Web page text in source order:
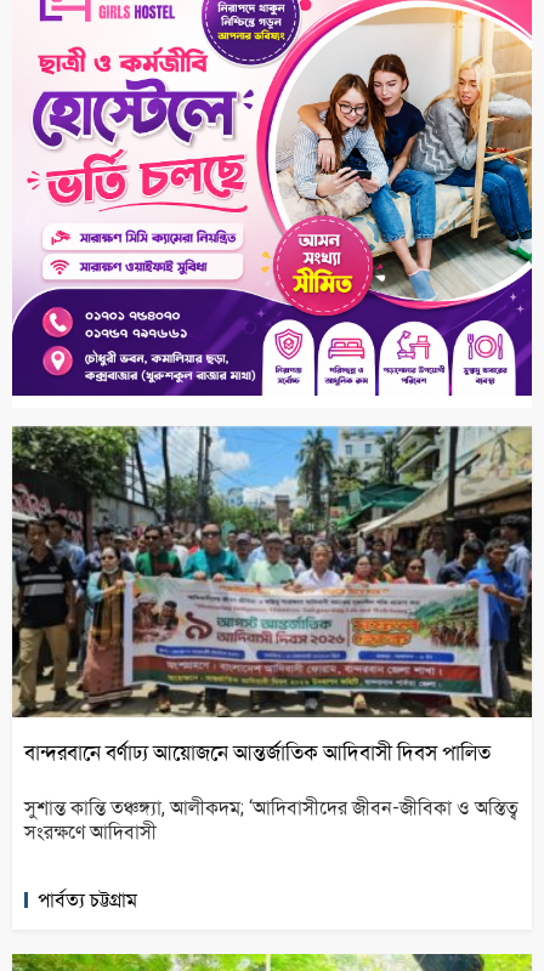
বান্দরবানে বর্ণাঢ্য আয়োজনে আন্তর্জাতিক আদিবাসী দিবস পালিত
সুশান্ত কান্তি তঞ্চঙ্গ্যা, আলীকদম; ‘আদিবাসীদের জীবন-জীবিকা ও অস্তিত্ব
সংরক্ষণে আদিবাসী
পার্বত্য চট্টগ্রাম